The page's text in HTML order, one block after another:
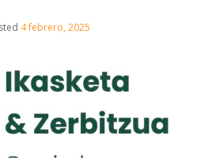
4 febrero, 2025